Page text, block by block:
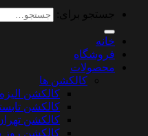
جستجو برای:
خانه
فروشگاه
محصولات
کالکشن ها
کالکشن الیزه
کالکشن
کالکشن
کالکشن روز